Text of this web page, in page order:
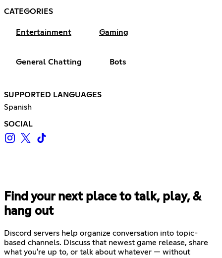
CATEGORIES
Entertainment Gaming
General Chatting Bots
SUPPORTED LANGUAGES
Spanish
SOCIAL
Find your next place to talk, play, &
hang out
Discord servers help organize conversation into topic-
based channels. Discuss that newest game release, share
what you're up to, or talk about whatever — without